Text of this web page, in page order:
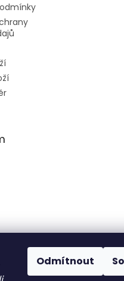
Odmítnout